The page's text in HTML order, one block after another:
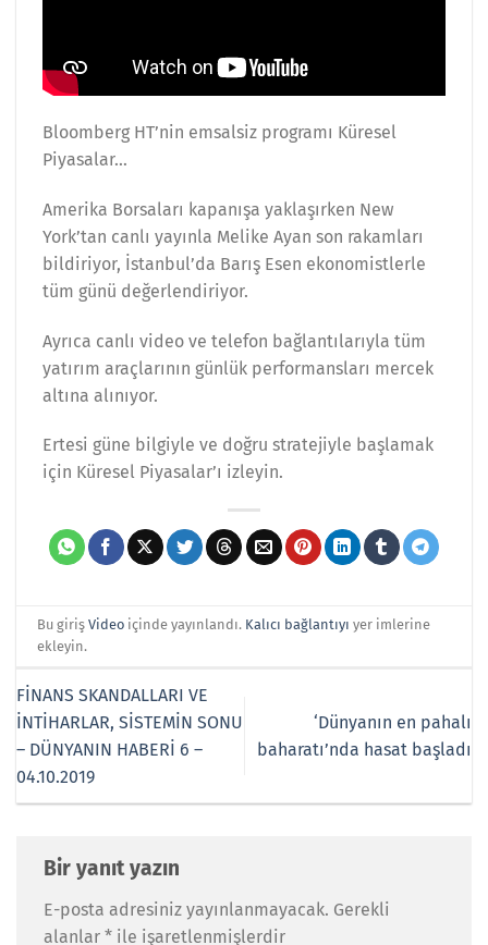
Bloomberg HT’nin emsalsiz programı Küresel
Piyasalar…
Amerika Borsaları kapanışa yaklaşırken New
York’tan canlı yayınla Melike Ayan son rakamları
bildiriyor, İstanbul’da Barış Esen ekonomistlerle
tüm günü değerlendiriyor.
Ayrıca canlı video ve telefon bağlantılarıyla tüm
yatırım araçlarının günlük performansları mercek
altına alınıyor.
Ertesi güne bilgiyle ve doğru stratejiyle başlamak
için Küresel Piyasalar’ı izleyin.
Bu girişVideo içinde yayınlandı. Kalıcı bağlantıyı yer imlerine
ekleyin.
FİNANS SKANDALLARI VE
İNTİHARLAR, SİSTEMİN SONU
– DÜNYANIN HABERİ 6 –
04.10.2019
‘Dünyanın en pahalı
baharatı’nda hasat başladı
Bir yanıt yazın
E-posta adresiniz yayınlanmayacak. Gerekli
alanlar * ile işaretlenmişlerdir